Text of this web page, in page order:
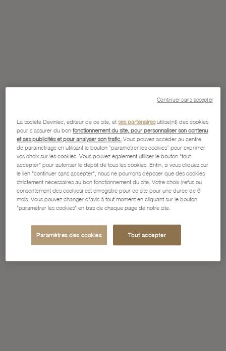
La société Devinlec, éditeur de ce site, etses partenairesutilise(nt) des cookies
pour s'assurer du bonfonctionnement du site, pour personnaliser son contenu
et ses publicités et pour analyser son trafic. Vous pouvez accéder au centre
de paramétrage en utilisant le bouton “paramétrer les cookies” pour exprimer
vos choix sur les cookies. Vous pouvez également utiliser le bouton "tout
accepter" pour autoriser le dépôt de tous les cookies. Enfin, si vous cliquez sur
le lien "continuer sans accepter", nous ne pourrons déposer que des cookies
strictement nécessaires au bon fonctionnement du site. Votre choix (refus ou
consentement des cookies) est enregistré pour ce site pour une durée de 6
mois. Vous pouvez changer d'avis à tout moment en cliquant sur le bouton
"paramétrer les cookies" en bas de chaque page de notre site.
Paramètres des cookies Tout accepter
Continuer sans accepter